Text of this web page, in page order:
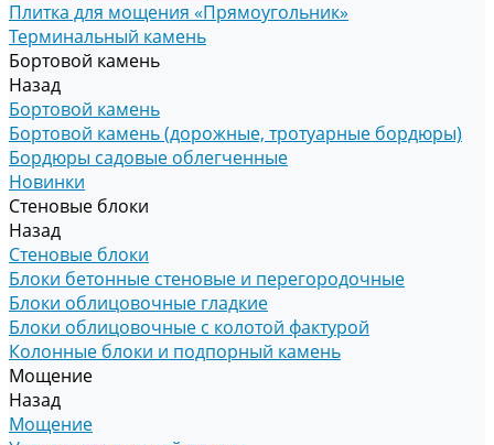
Плитка для мощения «Прямоугольник»
Терминальный камень
Бортовой камень
Назад
Бортовой камень
Бортовой камень (дорожные, тротуарные бордюры)
Бордюры садовые облегченные
Новинки
Стеновые блоки
Назад
Стеновые блоки
Блоки бетонные стеновые и перегородочные
Блоки облицовочные гладкие
Блоки облицовочные с колотой фактурой
Колонные блоки и подпорный камень
Мощение
Назад
Мощение